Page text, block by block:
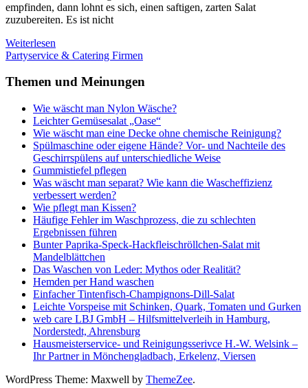
empfinden, dann lohnt es sich, einen saftigen, zarten Salat
zuzubereiten. Es ist nicht
Weiterlesen
Partyservice & Catering Firmen
Themen und Meinungen
Wie wäscht man Nylon Wäsche?
Leichter Gemüsesalat „Oase“
Wie wäscht man eine Decke ohne chemische Reinigung?
Spülmaschine oder eigene Hände? Vor- und Nachteile des
Geschirrspülens auf unterschiedliche Weise
Gummistiefel pflegen
Was wäscht man separat? Wie kann die Wascheffizienz
verbessert werden?
Wie pflegt man Kissen?
Häufige Fehler im Waschprozess, die zu schlechten
Ergebnissen führen
Bunter Paprika-Speck-Hackfleischröllchen-Salat mit
Mandelblättchen
Das Waschen von Leder: Mythos oder Realität?
Hemden per Hand waschen
Einfacher Tintenfisch-Champignons-Dill-Salat
Leichte Vorspeise mit Schinken, Quark, Tomaten und Gurken
web care LBJ GmbH – Hilfsmittelverleih in Hamburg,
Norderstedt, Ahrensburg
Hausmeisterservice- und Reinigungsserivce H.-W. Welsink –
Ihr Partner in Mönchengladbach, Erkelenz, Viersen
WordPress Theme: Maxwell by ThemeZee.